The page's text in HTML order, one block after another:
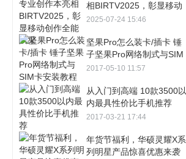
相BIRTV2025，彰显移动
创作全能风采
2025-07-24 15:46
坚果Pro怎么装卡/插卡 锤
子坚果Pro网络制式与SIM
卡安装教程
2017-05-10 11:57
从入门到高端 10款3500以
内最具性价比手机推荐
2017-03-21 17:44
年货节福利，华硕灵耀X系
列明星产品惊喜优惠来袭